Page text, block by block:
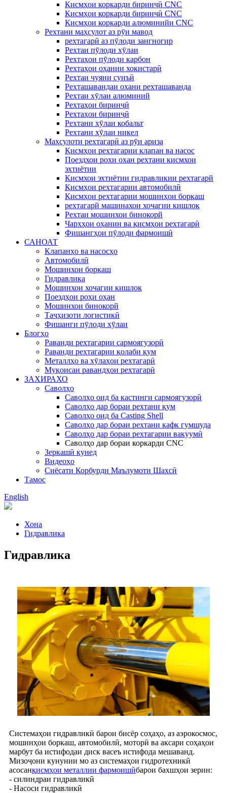
Қисмҳои коркарди биринҷӣ CNC
Қисмҳои коркарди биринҷӣ CNC
Қисмҳои коркарди алюминийи CNC
Рехтани маҳсулот аз рӯи мавод
рехтагарӣ аз пӯлоди зангногир
Рехтаи пӯлоди хӯлаи
Рехтаҳои пӯлоди карбон
Рехтаҳои оҳании хокистарӣ
Рехтаи чуяни сунъӣ
Рехташавандаи оҳани рехташаванда
Рехтаи хӯлаи алюминий
Рехтаҳои биринҷӣ
Рехтаҳои биринҷӣ
Рехтани хӯлаи кобальт
Рехтани хӯлаи никел
Маҳсулоти рехтагарӣ аз рӯи ариза
Қисмҳои рехтагарии клапан ва насос
Поездхои рохи охан рехтани кисмхои
эхтиётии
Кисмхои эхтиётии гидравликии рехтагарй
Қисмҳои рехтагарии автомобилӣ
Қисмҳои рехтагарии мошинҳои боркаш
рехтагарй машинахои хочагии кишлок
Рехтаи мошинхои бинокорй
Чархҳои оҳанин ва қисмҳои рехтагарӣ
Фишангҳои пӯлоди фармоишӣ
САНОАТ
Клапанҳо ва насосҳо
Автомобилӣ
Мошинхои боркаш
Гидравлика
Мошинхои хочагии кишлок
Поездҳои роҳи оҳан
Мошинхои бинокорй
Таҷҳизоти логистикӣ
Фишанги пӯлоди хӯлаи
Блогҳо
Раванди рехтагарии сармоягузорӣ
Раванди рехтагарии қолаби қум
Металлҳо ва хӯлаҳои рехтагарӣ
Муқоисаи равандҳои рехтагарӣ
ЗАХИРАХО
Саволҳо
Саволҳо оид ба кастинги сармоягузорӣ
Саволҳо дар бораи рехтани қум
Саволҳо оид ба Casting Shell
Саволҳо дар бораи рехтани кафк гумшуда
Саволҳо дар бораи рехтагарии вакуумӣ
Саволҳо дар бораи коркарди CNC
Зеркашӣ кунед
Видеоҳо
Сиёсати Корбурди Маълумоти Шахсӣ
Тамос
English
Хона
Гидравлика
Гидравлика
Системаҳои гидравликӣ барои бисёр соҳаҳо, аз аэрокосмос,
мошинҳои боркаш, автомобилӣ, моторӣ ва аксари соҳаҳои
марбут ба истифодаи диск васеъ истифода мешаванд.
Мизоҷони кунунии мо аз системаҳои гидротехникӣ
асосанқисмҳои металлии фармоишӣбарои бахшҳои зерин:
- силиндраи гидравликӣ
- Насоси гидравликӣ